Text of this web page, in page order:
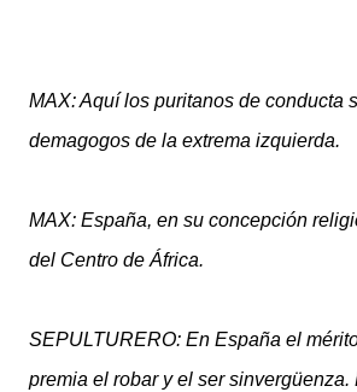
MAX: Aquí los puritanos de conducta
demagogos de la extrema izquierda.
MAX: España, en su concepción
del Centro de África.
SEPULTURERO: En España el
premia el robar y el ser sinvergüenza.